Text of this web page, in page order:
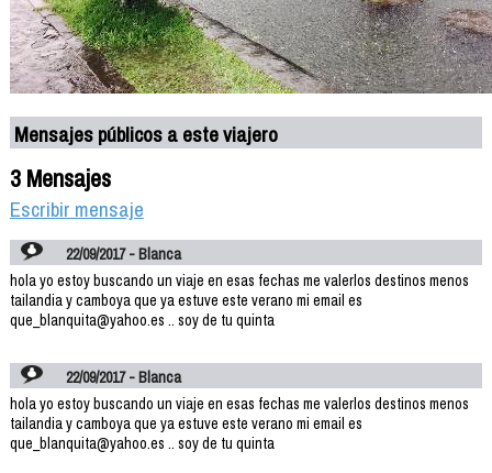
Mensajes públicos a este viajero
3 Mensajes
Escribir mensaje
22/09/2017 - Blanca
hola yo estoy buscando un viaje en esas fechas me valerlos destinos menos
tailandia y camboya que ya estuve este verano mi email es
que_blanquita@yahoo.es .. soy de tu quinta
22/09/2017 - Blanca
hola yo estoy buscando un viaje en esas fechas me valerlos destinos menos
tailandia y camboya que ya estuve este verano mi email es
que_blanquita@yahoo.es .. soy de tu quinta